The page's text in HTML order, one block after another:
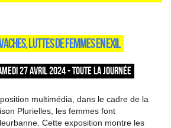
LUTTES DE FEMMES EN EXIL
27 AVRIL 2024 - TOUTE LA JOURNÉE
multimédia, dans le cadre de la
Plurielles, les femmes font
Cette exposition montre les